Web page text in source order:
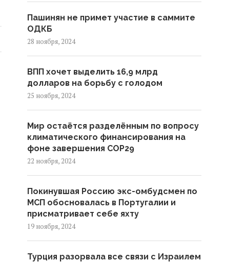
Пашинян не примет участие в саммите
ОДКБ
28 ноября, 2024
ВПП хочет выделить 16,9 млрд
долларов на борьбу с голодом
25 ноября, 2024
Мир остаётся разделённым по вопросу
климатического финансирования на
фоне завершения COP29
22 ноября, 2024
Покинувшая Россию экс-омбудсмен по
МСП обосновалась в Португалии и
присматривает себе яхту
19 ноября, 2024
Турция разорвала все связи с Израилем